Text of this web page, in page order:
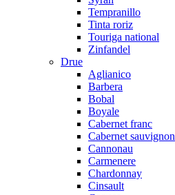
Tempranillo
Tinta roriz
Touriga national
Zinfandel
Drue
Aglianico
Barbera
Bobal
Boyale
Cabernet franc
Cabernet sauvignon
Cannonau
Carmenere
Chardonnay
Cinsault